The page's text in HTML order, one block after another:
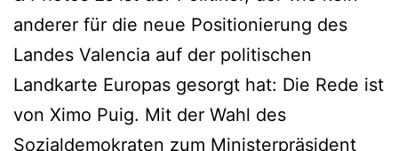
anderer für die neue Positionierung des
Landes Valencia auf der politischen
Landkarte Europas gesorgt hat: Die Rede ist
von Ximo Puig. Mit der Wahl des
Sozialdemokraten zum Ministerpräsident